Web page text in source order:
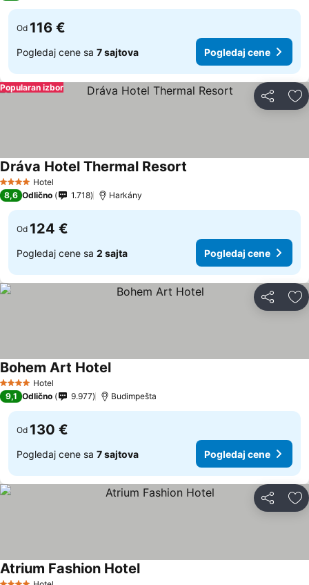
Od 116 €
Pogledaj cene sa 7 sajtova Pogledaj cene
Deli
Popularan izbor
4 ZvezdiceHotel
Dráva Hotel Thermal Resort
8,6 Odlično 1.718 Harkány
Od 124 €
Pogledaj cene sa 2 sajta Pogledaj cene
Deli
4 ZvezdiceHotel
Bohem Art Hotel
9,1 Odlično 9.977 Budimpešta
Od 130 €
Pogledaj cene sa 7 sajtova Pogledaj cene
Deli
Atrium Fashion Hotel